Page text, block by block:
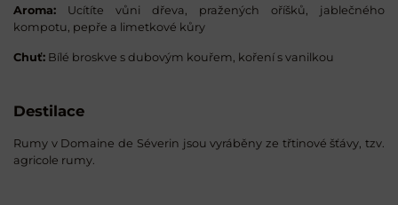
Aroma: Ucítíte vůni dřeva, pražených oříšků, jablečného
kompotu, pepře a limetkové kůry
Chuť: Bílé broskve s dubovým kouřem, koření s vanilkou
Destilace
Rumy v Domaine de Séverin jsou vyráběny ze třtinové šťávy, tzv.
agricole rumy.